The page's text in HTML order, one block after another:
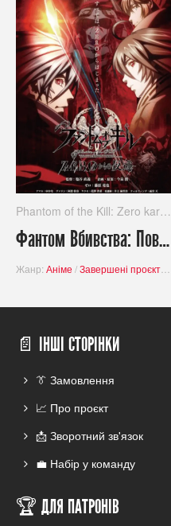
Phantom of the Kill: Zero kara no Hangyaku
Фантом Вбивства: Повстання Зеро / Phantom of the Kill: Zero kara no Hangyaku
Жанр: Аніме /Завершені проєкти
📄 ІНШІ СТОРІНКИ
👔 Замовлення
📈 Про проєкт
📩 Зворотний зв'язок
💼 Набір у команду
🏆 ДЛЯ ПАТРОНІВ